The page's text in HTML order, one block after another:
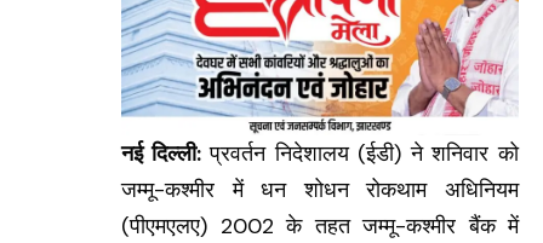
नई दिल्ली:प्रवर्तन निदेशालय (ईडी) ने शनिवार को
जम्मू-कश्मीर में धन शोधन रोकथाम अधिनियम
(पीएमएलए) 2002 के तहत जम्मू-कश्मीर बैंक में